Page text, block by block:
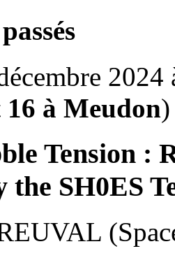
2024
à Meudon)
Tension :
the SH0ES